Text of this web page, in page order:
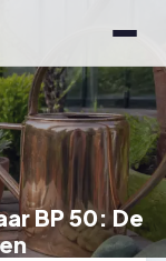
BP 50: De